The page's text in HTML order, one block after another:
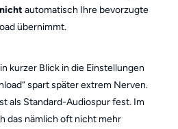
nicht automatisch Ihre bevorzugte
übernimmt.
kurzer Blick in die Einstellungen
spart später extrem Nerven.
als Standard-Audiospur fest. Im
das nämlich oft nicht mehr